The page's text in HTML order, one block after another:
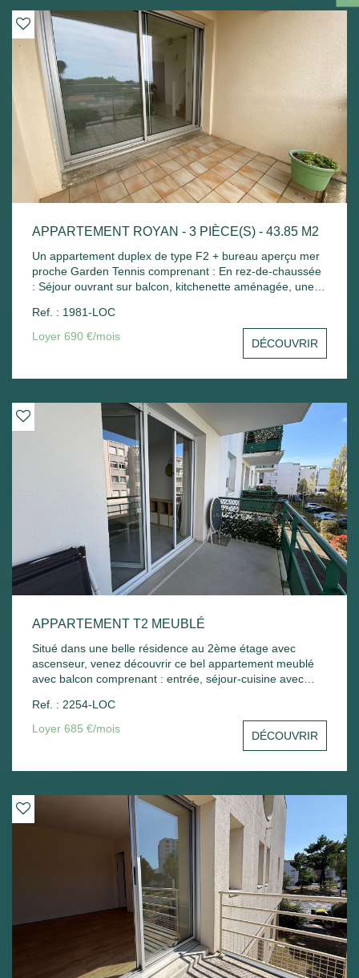
APPARTEMENT ROYAN - 3 PIÈCE(S) - 43.85 M2
Un appartement duplex de type F2 + bureau aperçu mer
proche Garden Tennis comprenant : En rez-de-chaussée
: Séjour ouvrant sur balcon, kitchenette aménagée, une
avec placard, une chambre mansardée, salle de bains
avec placard. Place de parking - Chauffage électrique.
Ref. : 1981-LOC
Loyer 690 €/mois
DÉCOUVRIR
APPARTEMENT T2 MEUBLÉ
Situé dans une belle résidence au 2ème étage avec
ascenseur, venez découvrir ce bel appartement meublé
avec balcon comprenant : entrée, séjour-cuisine avec
Chauffage électrique. Libre de suite
Ref. : 2254-LOC
Loyer 685 €/mois
DÉCOUVRIR